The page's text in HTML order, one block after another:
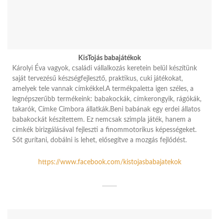
KisTojás babajátékok
Károlyi Éva vagyok, családi vállalkozás keretein belül készítünk
saját tervezésű készségfejlesztő, praktikus, cuki játékokat,
amelyek tele vannak címkékkel.A termékpaletta igen széles, a
legnépszerűbb termékeink: babakockák, címkerongyik, rágókák,
takarók, Címke Cimbora állatkák.Beni babának egy erdei állatos
babakockát készítettem. Ez nemcsak szimpla játék, hanem a
címkék birizgálásával fejleszti a finommotorikus képességeket.
Sőt gurítani, dobálni is lehet, elősegítve a mozgás fejlődést.
https://www.facebook.com/kistojasbabajatekok